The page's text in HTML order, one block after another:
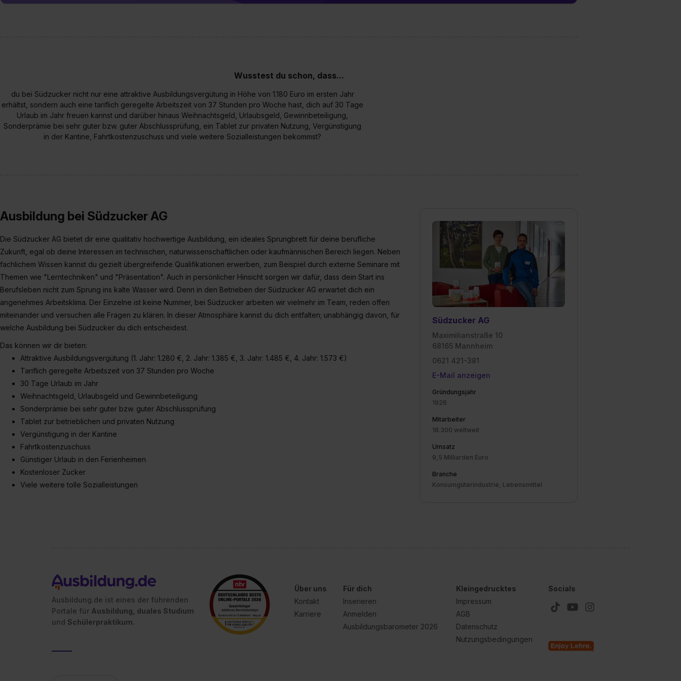
verfügen über kein angemessenes Datenschutzniveau (EuGH – Schrems II). Du kannst die von dir erteilte Einwilligung
Wusstest du schon, dass...
du bei Südzucker nicht nur eine attraktive Ausbildungsvergütung in Höhe von 1.180 Euro im ersten Jahr
erhältst, sondern auch eine tariflich geregelte Arbeitszeit von 37 Stunden pro Woche hast, dich auf 30 Tage
Urlaub im Jahr freuen kannst und darüber hinaus Weihnachtsgeld, Urlaubsgeld, Gewinnbeteiligung,
Sonderprämie bei sehr guter bzw. guter Abschlussprüfung, ein Tablet zur privaten Nutzung, Vergünstigung
in der Kantine, Fahrtkostenzuschuss und viele weitere Sozialleistungen bekommst?
Südzucker AG
Maximilianstraße 10
68165 Mannheim
0621 421-381
E-Mail anzeigen
Gründungsjahr
1926
Mitarbeiter
18.300 weltweit
Umsatz
9,5 Milliarden Euro
Branche
Konsumgüterindustrie, Lebensmittel
Ausbildung bei Südzucker AG
Die Südzucker AG bietet dir eine qualitativ hochwertige Ausbildung, ein ideales Sprungbrett für deine berufliche
Zukunft, egal ob deine Interessen im technischen, naturwissenschaftlichen oder kaufmännischen Bereich liegen. Neben
fachlichem Wissen kannst du gezielt übergreifende Qualifikationen erwerben, zum Beispiel durch externe Seminare mit
Themen wie "Lerntechniken" und "Präsentation". Auch in persönlicher Hinsicht sorgen wir dafür, dass dein Start ins
Berufsleben nicht zum Sprung ins kalte Wasser wird. Denn in den Betrieben der Südzucker AG erwartet dich ein
angenehmes Arbeitsklima. Der Einzelne ist keine Nummer, bei Südzucker arbeiten wir vielmehr im Team, reden offen
miteinander und versuchen alle Fragen zu klären. In dieser Atmosphäre kannst du dich entfalten; unabhängig davon, für
welche Ausbildung bei Südzucker du dich entscheidest.
Das können wir dir bieten:
Attraktive Ausbildungsvergütung (1. Jahr: 1.280 €, 2. Jahr: 1.385 €, 3. Jahr: 1.485 €, 4. Jahr: 1.573 €)
Tariflich geregelte Arbeitszeit von 37 Stunden pro Woche
30 Tage Urlaub im Jahr
Weihnachtsgeld, Urlaubsgeld und Gewinnbeteiligung
Sonderprämie bei sehr guter bzw. guter Abschlussprüfung
Tablet zur betrieblichen und privaten Nutzung
Vergünstigung in der Kantine
Fahrtkostenzuschuss
Günstiger Urlaub in den Ferienheimen
Kostenloser Zucker
Viele weitere tolle Sozialleistungen
Ausbildung.de ist eines der führenden
Portale für Ausbildung, duales Studium
und Schülerpraktikum.
Über uns
Kontakt
Karriere
Für dich
Inserieren
Anmelden
Ausbildungsbarometer 2026
Kleingedrucktes
Impressum
AGB
Datenschutz
Nutzungsbedingungen
Socials